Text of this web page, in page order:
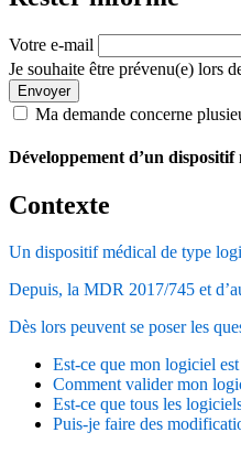
Votre e-mail
Je souhaite être prévenu(e) lors
Envoyer
Ma demande concerne
Développement d’un
Contexte
Un dispositif médical de type
Depuis, la MDR 2017/745 et
Dès lors peuvent se poser les
Est-ce que mon logiciel
Comment valider mon
Est-ce que tous les
Puis-je faire des